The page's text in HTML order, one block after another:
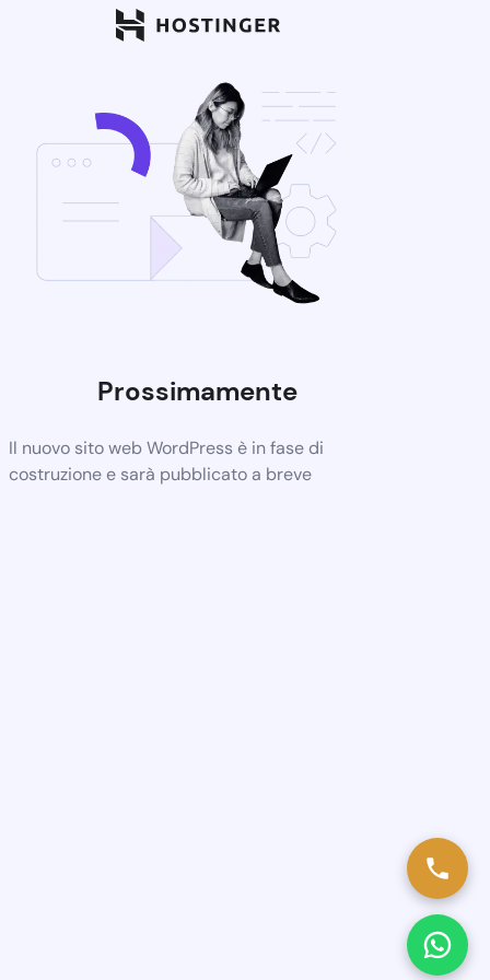
Prossimamente
Il nuovo sito web WordPress è in fase di
costruzione e sarà pubblicato a breve